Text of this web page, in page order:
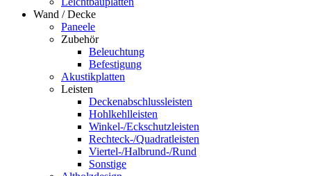
Wand / Decke
Paneele
Zubehör
Beleuchtung
Befestigung
Akustikplatten
Leisten
Deckenabschlussleisten
Hohlkehlleisten
Winkel-/Eckschutzleisten
Rechteck-/Quadratleisten
Viertel-/Halbrund-/Rund
Sonstige